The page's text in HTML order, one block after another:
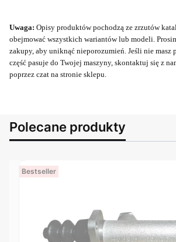
Uwaga: Opisy produktów pochodzą ze zrzutów
obejmować wszystkich wariantów lub modeli.
zakupy, aby uniknąć nieporozumień. Jeśli nie masz
część pasuje do Twojej maszyny, skontaktuj się z
poprzez czat na stronie sklepu.
Polecane produkty
Bestseller